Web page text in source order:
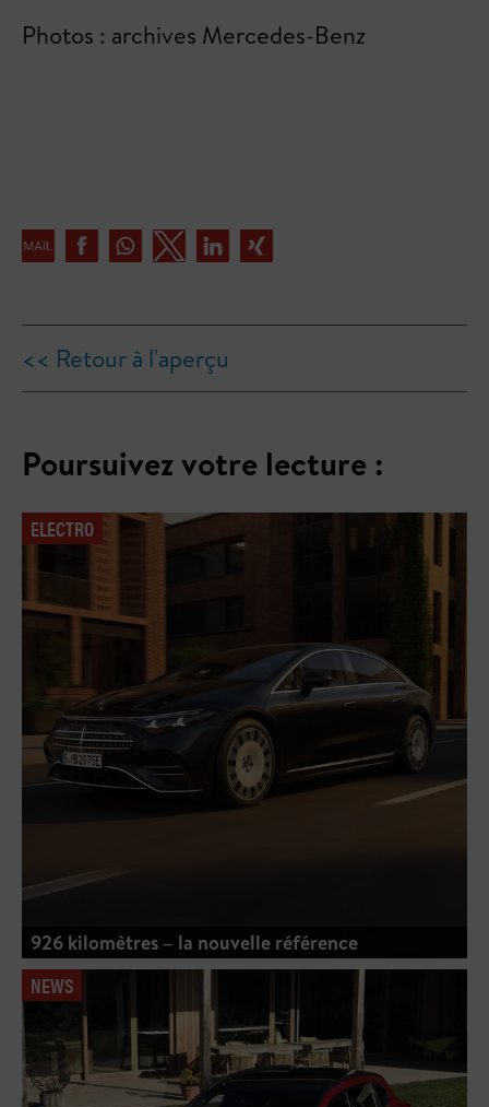
Photos : archives Mercedes-Benz
<< Retour à l'aperçu
Poursuivez votre lecture :
ELECTRO
926 kilomètres – la nouvelle référence
NEWS